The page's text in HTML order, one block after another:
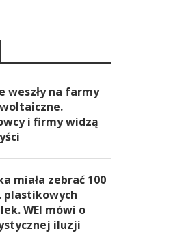
weszły na farmy
i firmy widzą
miała zebrać 100
plastikowych
WEI mówi o
iluzji